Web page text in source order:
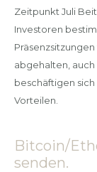
Zeitpunkt Juli
Investoren
abgehalten,
beschäftigen
Vorteilen.
Bitcoin/
senden.